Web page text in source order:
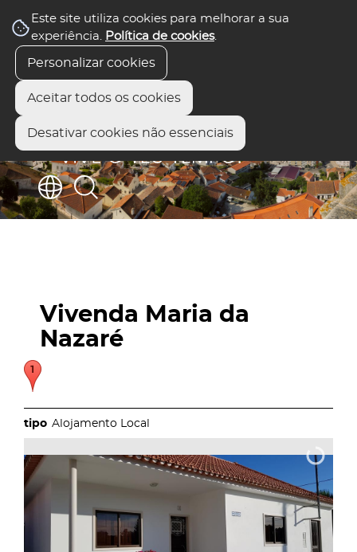
Este site utiliza cookies para melhorar a sua
experiência. Política de cookies.
Personalizar cookies
Aceitar todos os cookies
Desativar cookies não essenciais
Vivenda Maria da
Nazaré
Alojamento Local